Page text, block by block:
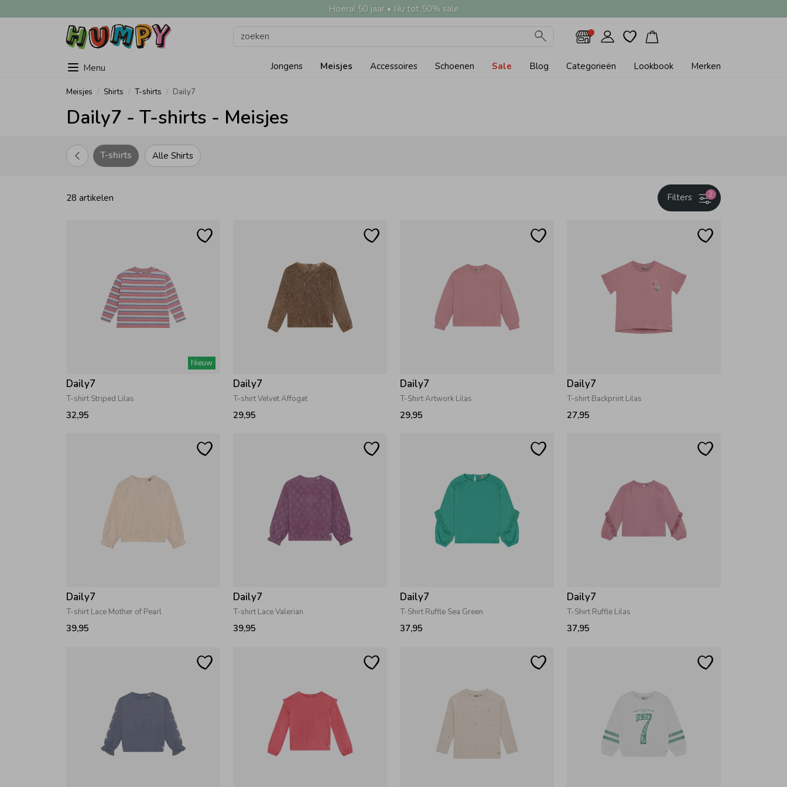
Hoera! 50 jaar • Nu tot 50% sale
Menu Jongens Meisjes Accessoires Schoenen Sale Blog Categorieën Lookbook Merken
Meisjes Shirts T-shirts Daily7
Daily7 - T-shirts - Meisjes
Alle Shirts
T-shirts
28 artikelen 2
Filters
Nieuw
Daily7
T-shirt Striped Lilas
32,95
Daily7
T-shirt Velvet Affogat
29,95
Daily7
T-Shirt Artwork Lilas
29,95
Daily7
T-shirt Backprint Lilas
27,95
Daily7
T-shirt Lace Mother of Pearl
39,95
Daily7
T-shirt Lace Valerian
39,95
Daily7
T-Shirt Ruffle Sea Green
37,95
Daily7
T-Shirt Ruffle Lilas
37,95